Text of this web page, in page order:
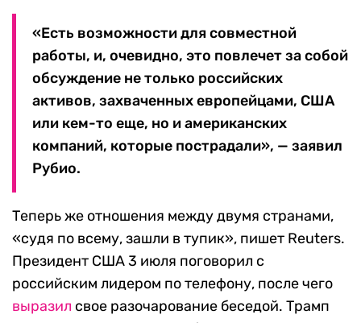
«Есть возможности для совместной
работы, и, очевидно, это повлечет за собой
обсуждение не только российских
активов, захваченных европейцами, США
или кем-то еще, но и американских
компаний, которые пострадали», — заявил
Рубио.
Теперь же отношения между двумя странами,
«судя по всему, зашли в тупик», пишет Reuters.
Президент США 3 июля поговорил с
российским лидером по телефону, после чего
выразил свое разочарование беседой. Трамп